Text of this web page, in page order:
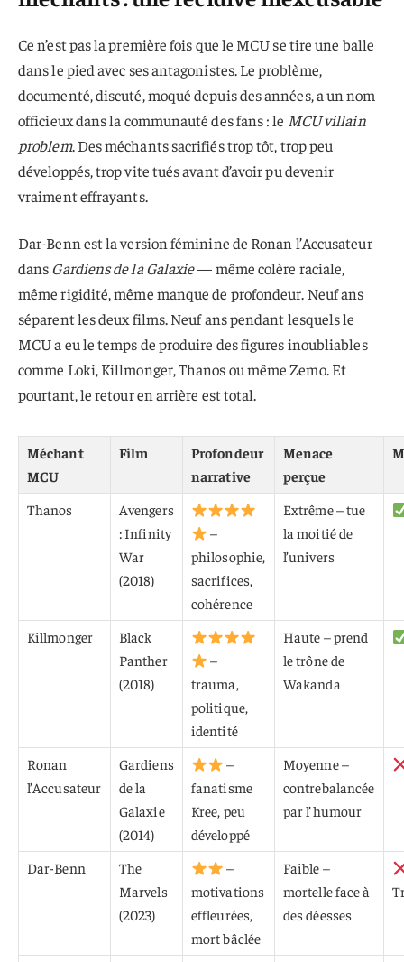
Ce n’est pas la première fois que le MCU se tire une balle
dans le pied avec ses antagonistes. Le problème,
documenté, discuté, moqué depuis des années, a un nom
officieux dans la communauté des fans : le MCU villain
problem. Des méchants sacrifiés trop tôt, trop peu
développés, trop vite tués avant d’avoir pu devenir
vraiment effrayants.
Dar-Benn est la version féminine de Ronan l’Accusateur
dansGardiens de la Galaxie— même colère raciale,
même rigidité, même manque de profondeur. Neuf ans
séparent les deux films. Neuf ans pendant lesquels le
MCU a eu le temps de produire des figures inoubliables
comme Loki, Killmonger, Thanos ou même Zemo. Et
pourtant, le retour en arrière est total.
Méchant
MCU
Film
Profondeur
narrative
Menace
perçue
Thanos
Avengers
: Infinity
War
(2018)
–
philosophie,
sacrifices,
cohérence
Extrême – tue
la moitié de
l’univers
Killmonger
Black
Panther
(2018)
–
trauma,
politique,
identité
Haute – prend
le trône de
Wakanda
Ronan
l’Accusateur
Gardiens
de la
Galaxie
(2014)
–
fanatisme
Kree, peu
développé
Moyenne –
contrebalancée
par l’humour
Dar-Benn
The
Marvels
(2023)
–
motivations
effleurées,
mort bâclée
Faible –
mortelle face à
des déesses